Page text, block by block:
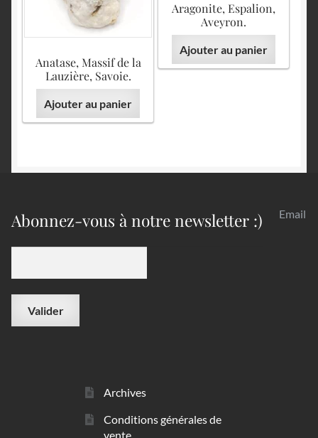
Aragonite, Espalion,
Aveyron.
Ajouter au panier
Anatase, Massif de la
Lauzière, Savoie.
Ajouter au panier
Abonnez-vous à notre newsletter :) Email
Archives
Conditions générales de
vente